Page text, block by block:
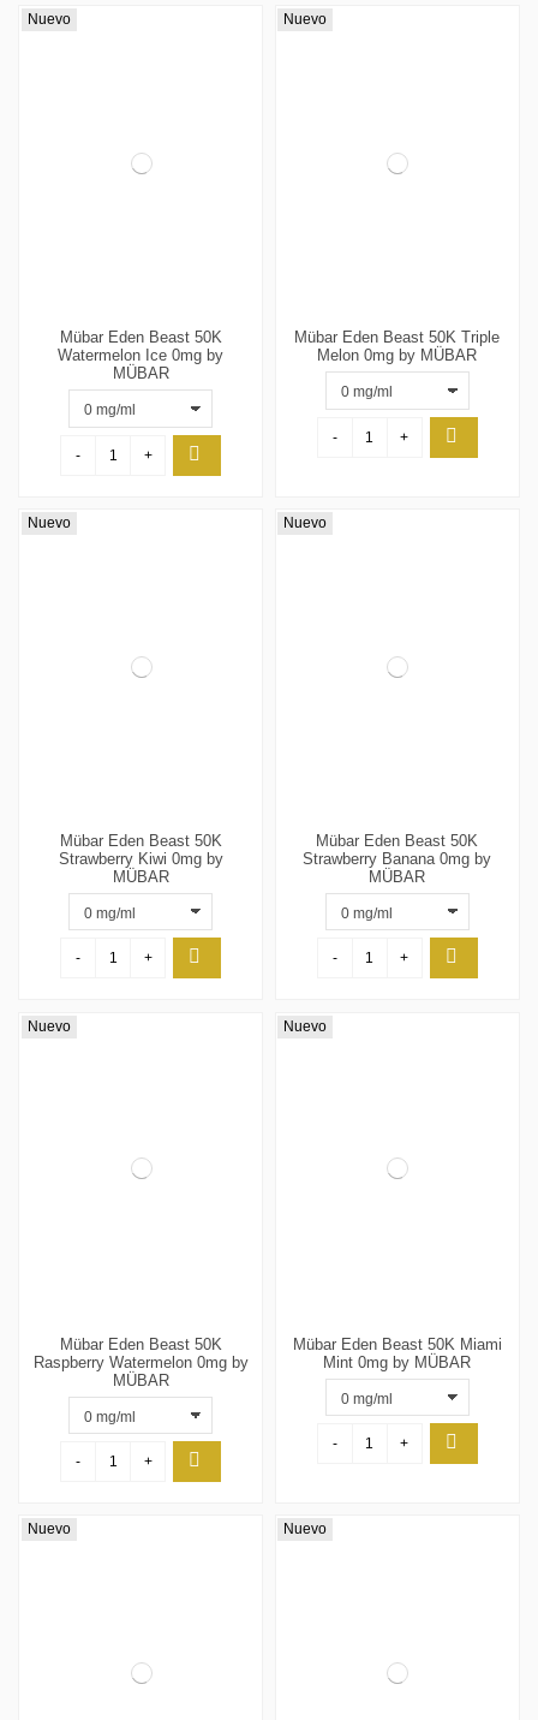
Nuevo
Mübar Eden Beast 50K
Watermelon Ice 0mg by
MÜBAR
- +
Nuevo
Mübar Eden Beast 50K Triple
Melon 0mg by MÜBAR
- +
Nuevo
Mübar Eden Beast 50K
Strawberry Kiwi 0mg by
MÜBAR
- +
Nuevo
Mübar Eden Beast 50K
Strawberry Banana 0mg by
MÜBAR
- +
Nuevo
Mübar Eden Beast 50K
Raspberry Watermelon 0mg by
MÜBAR
- +
Nuevo
Mübar Eden Beast 50K Miami
Mint 0mg by MÜBAR
- +
Nuevo Nuevo